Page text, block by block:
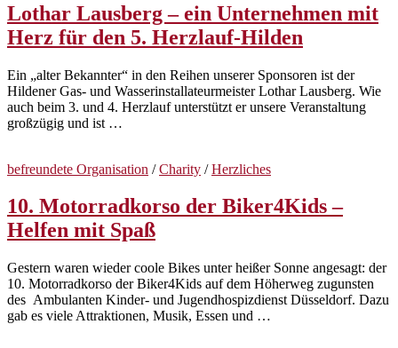
Lothar Lausberg – ein Unternehmen mit
Herz für den 5. Herzlauf-Hilden
Ein „alter Bekannter“ in den Reihen unserer Sponsoren ist der
Hildener Gas- und Wasserinstallateurmeister Lothar Lausberg. Wie
auch beim 3. und 4. Herzlauf unterstützt er unsere Veranstaltung
großzügig und ist …
befreundete Organisation /Charity /Herzliches
10. Motorradkorso der Biker4Kids –
Helfen mit Spaß
Gestern waren wieder coole Bikes unter heißer Sonne angesagt: der
10. Motorradkorso der Biker4Kids auf dem Höherweg zugunsten
des Ambulanten Kinder- und Jugendhospizdienst Düsseldorf. Dazu
gab es viele Attraktionen, Musik, Essen und …